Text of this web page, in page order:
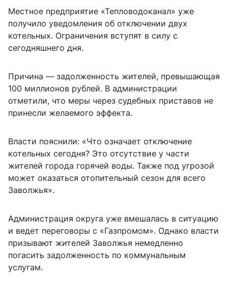
Местное предприятие «Тепловодоканал» уже
получило уведомления об отключении двух
котельных. Ограничения вступят в силу с
сегодняшнего дня.
Причина — задолженность жителей, превышающая
100 миллионов рублей. В администрации
отметили, что меры через судебных приставов не
принесли желаемого эффекта.
Власти пояснили: «Что означает отключение
котельных сегодня? Это отсутствие у части
жителей города горячей воды. Также под угрозой
может оказаться отопительный сезон для всего
Заволжья».
Администрация округа уже вмешалась в ситуацию
и ведет переговоры с «Газпромом». Однако власти
призывают жителей Заволжья немедленно
погасить задолженность по коммунальным
услугам.